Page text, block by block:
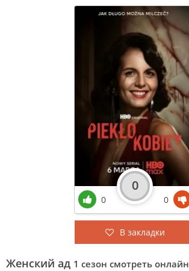
Женский ад 1 сезон смотреть онлайн
0
0
0
В закладки